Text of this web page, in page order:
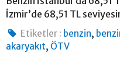
İzmir’de 68,51 TL
Etiketler : benzin,
akaryakıt, ÖTV